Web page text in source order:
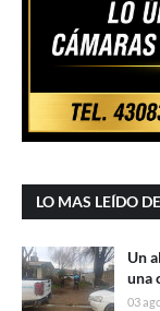
LO MAS LEÍDO
Un
una
03